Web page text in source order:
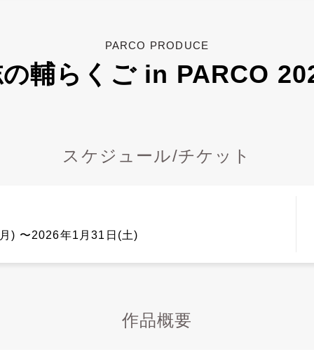
PARCO PRODUCE
輔らくご in PARCO
スケジュール/チケット
) 〜2026年1月31日(土)
作品概要